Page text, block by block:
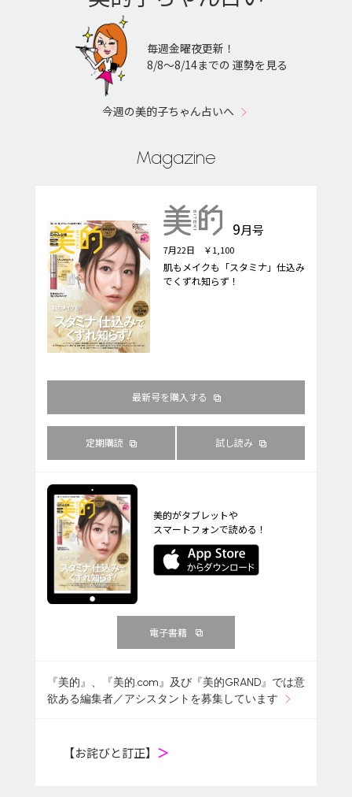
毎週金曜夜更新！
8/8〜8/14までの 運勢を見る
今週の美的子ちゃん占いへ
Magazine
9月号
7月22日 ￥1,100
肌もメイクも「スタミナ」仕込み
でくずれ知らず！
最新号を購入する
定期購読 試し読み
美的がタブレットや
スマートフォンで読める！
電子書籍
『美的』、『美的.com』及び『美的GRAND』では意
欲ある編集者／アシスタントを募集しています
【お詫びと訂正】 ＞